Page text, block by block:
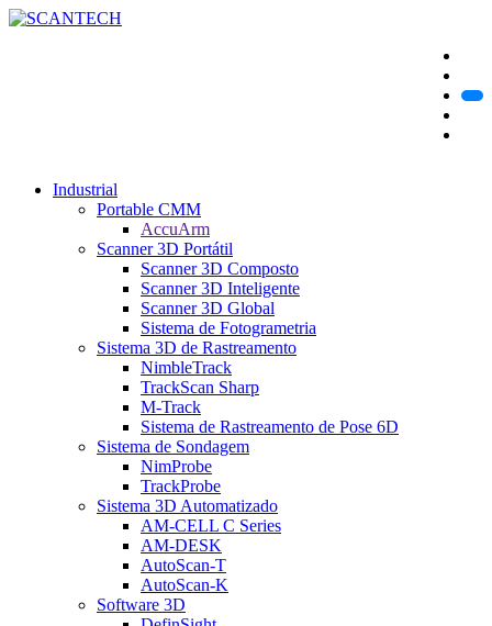
Industrial
Portable CMM
AccuArm
Scanner 3D Portátil
Scanner 3D Composto
Scanner 3D Inteligente
Scanner 3D Global
Sistema de Fotogrametria
Sistema 3D de Rastreamento
NimbleTrack
TrackScan Sharp
M-Track
Sistema de Rastreamento de Pose 6D
Sistema de Sondagem
NimProbe
TrackProbe
Sistema 3D Automatizado
AM-CELL C Series
AM-DESK
AutoScan-T
AutoScan-K
Software 3D